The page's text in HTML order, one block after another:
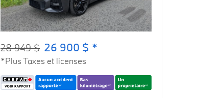
28 949 $ 26 900 $ *
*Plus Taxes et licenses